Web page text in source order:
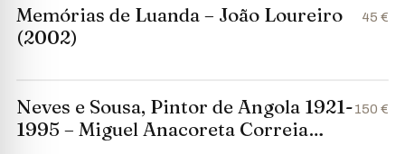
Memórias de Luanda – João Loureiro
(2002)
45 €
Neves e Sousa, Pintor de Angola 1921-
1995 – Miguel Anacoreta Correia
150 €